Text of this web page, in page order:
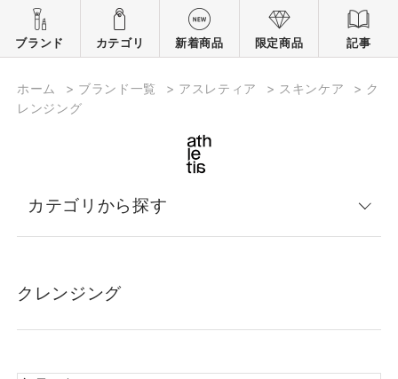
ブランド カテゴリ 新着商品 限定商品 記事
ホーム > ブランド一覧 > アスレティア > スキンケア > ク
レンジング
カテゴリから探す
クレンジング